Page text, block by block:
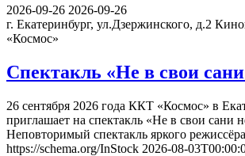
2026-09-26 2026-09-26
г. Екатеринбург, ул.Дзержинского, д.2
«Космос»
Спектакль «Не в свои
26 сентября 2026 года ККТ «Космос» в
приглашает на спектакль «Не в свои сани
Неповторимый спектакль яркого
https://schema.org/InStock 2026-08-